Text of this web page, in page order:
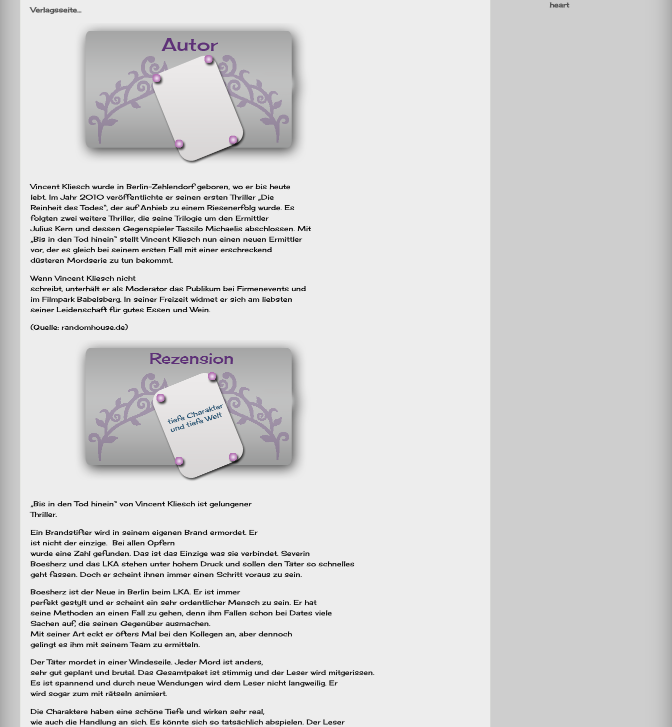
Verlagsseite…
Vincent Kliesch wurde in Berlin-Zehlendorf geboren, wo er bis heute
lebt. Im Jahr 2010 veröffentlichte er seinen ersten Thriller „Die
Reinheit des Todes“, der auf Anhieb zu einem Riesenerfolg wurde. Es
folgten zwei weitere Thriller, die seine Trilogie um den Ermittler
Julius Kern und dessen Gegenspieler Tassilo Michaelis abschlossen. Mit
„Bis in den Tod hinein“ stellt Vincent Kliesch nun einen neuen Ermittler
vor, der es gleich bei seinem ersten Fall mit einer erschreckend
düsteren Mordserie zu tun bekommt.
Wenn Vincent Kliesch nicht
schreibt, unterhält er als Moderator das Publikum bei Firmenevents und
im Filmpark Babelsberg. In seiner Freizeit widmet er sich am liebsten
seiner Leidenschaft für gutes Essen und Wein.
(Quelle: randomhouse.de)
„Bis in den Tod hinein“ von Vincent Kliesch ist gelungener
Thriller.
Ein Brandstifter wird in seinem eigenen Brand ermordet. Er
ist nicht der einzige.
Bei allen Opfern
wurde eine Zahl gefunden. Das ist das Einzige was sie verbindet. Severin
Boesherz und das LKA stehen unter hohem Druck und sollen den Täter so schnelles
geht fassen. Doch er scheint ihnen immer einen Schritt voraus zu sein.
Boesherz ist der Neue in Berlin beim LKA. Er ist immer
perfekt gestylt und er scheint ein sehr ordentlicher Mensch zu sein. Er hat
seine Methoden an einen Fall zu gehen, denn ihm Fallen schon bei Dates viele
Sachen auf, die seinen Gegenüber ausmachen.
Mit seiner Art eckt er öfters Mal bei den Kollegen an, aber dennoch
gelingt es ihm mit seinem Team zu ermitteln.
Der Täter mordet in einer Windeseile. Jeder Mord ist anders,
sehr gut geplant und brutal. Das Gesamtpaket ist stimmig und der Leser wird mitgerissen.
Es ist spannend und durch neue Wendungen wird dem Leser nicht langweilig. Er
wird sogar zum mit rätseln animiert.
Die Charaktere haben eine schöne Tiefe und wirken sehr real,
wie auch die Handlung an sich. Es könnte sich so tatsächlich abspielen. Der Leser
heart